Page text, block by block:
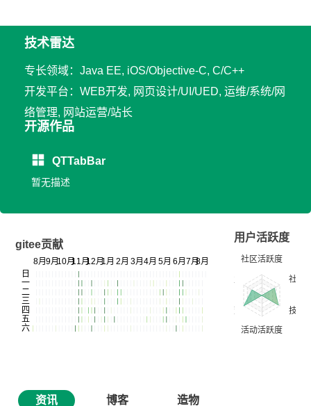
技术雷达
专长领域：Java EE, iOS/Objective-C, C/C++
开发平台：WEB开发, 网页设计/UI/UED, 运维/系统/网
络管理, 网站运营/站长
开源作品
QTTabBar
暂无描述
gitee贡献
用户活跃度
资讯 博客
造物